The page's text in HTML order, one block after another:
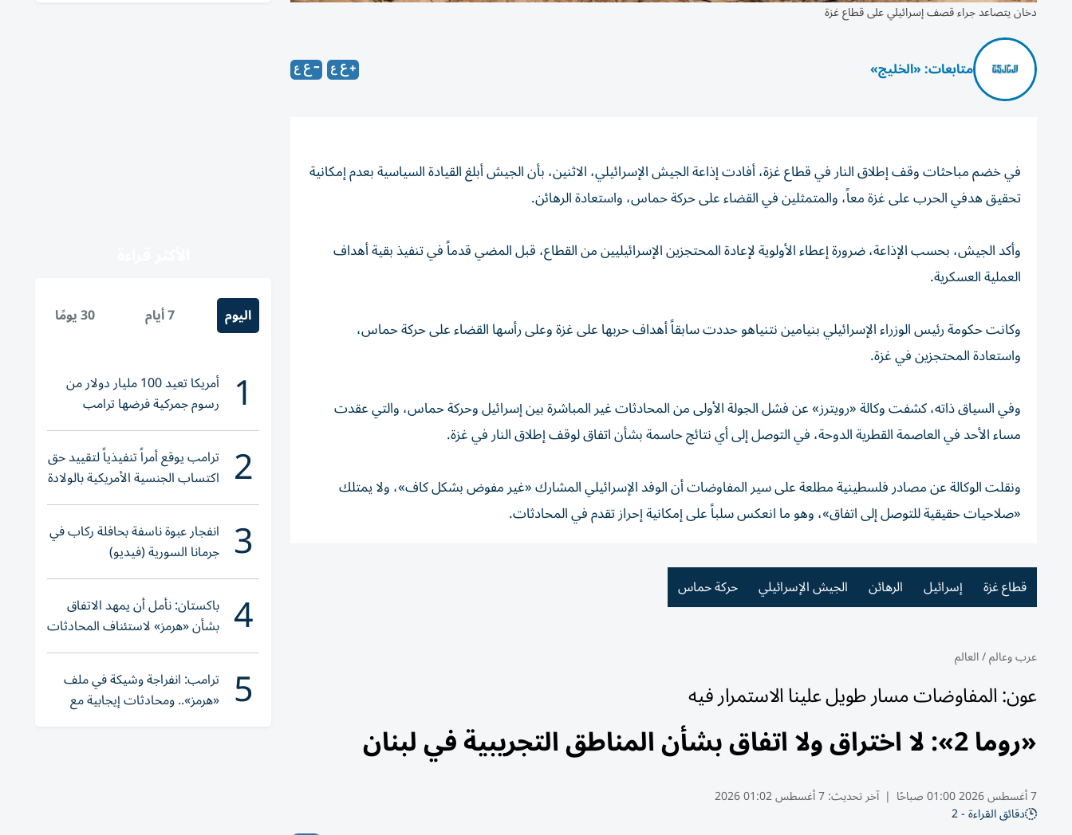
دخان يتصاعد جراء قصف إسرائيلي على قطاع غزة
متابعات: «الخليج»
في خضم مباحثات وقف إطلاق النار في قطاع غزة، أفادت إذاعة الجيش الإسرائيلي، الاثنين، بأن الجيش أبلغ القيادة السياسية بعدم إمكانية
تحقيق هدفي الحرب على غزة معاً، والمتمثلين في القضاء على حركة حماس، واستعادة الرهائن.
وأكد الجيش، بحسب الإذاعة، ضرورة إعطاء الأولوية لإعادة المحتجزين الإسرائيليين من القطاع، قبل المضي قدماً في تنفيذ بقية أهداف
العملية العسكرية.
وكانت حكومة رئيس الوزراء الإسرائيلي بنيامين نتنياهو حددت سابقاً أهداف حربها على غزة وعلى رأسها القضاء على حركة حماس،
واستعادة المحتجزين في غزة.
وفي السياق ذاته، كشفت وكالة «رويترز» عن فشل الجولة الأولى من المحادثات غير المباشرة بين إسرائيل وحركة حماس، والتي عقدت
مساء الأحد في العاصمة القطرية الدوحة، في التوصل إلى أي نتائج حاسمة بشأن اتفاق لوقف إطلاق النار في غزة.
ونقلت الوكالة عن مصادر فلسطينية مطلعة على سير المفاوضات أن الوفد الإسرائيلي المشارك «غير مفوض بشكل كاف»، ولا يمتلك
«صلاحيات حقيقية للتوصل إلى اتفاق»، وهو ما انعكس سلباً على إمكانية إحراز تقدم في المحادثات.
قطاع غزة إسرائيل الرهائن الجيش الإسرائيلي حركة حماس
عرب وعالم/العالم
عون: المفاوضات مسار طويل علينا الاستمرار فيه
«روما 2»: لا اختراق ولا اتفاق بشأن المناطق التجريبية في لبنان
7 أغسطس 2026 01:00 صباحًا | آخر تحديث:7 أغسطس 01:02 2026
دقائق القراءة - 2
اليوم 7 أيام 30 يومًا
1 أمريكا تعيد 100 مليار دولار من
رسوم جمركية فرضها ترامب
2 ترامب يوقع أمراً تنفيذياً لتقييد حق
اكتساب الجنسية الأمريكية بالولادة
3 انفجار عبوة ناسفة بحافلة ركاب في
جرمانا السورية (فيديو)
4 باكستان: نأمل أن يمهد الاتفاق
بشأن «هرمز» لاستئناف المحادثات
بين واشنطن وطهران
5 ترامب: انفراجة وشيكة في ملف
«هرمز».. ومحادثات إيجابية مع